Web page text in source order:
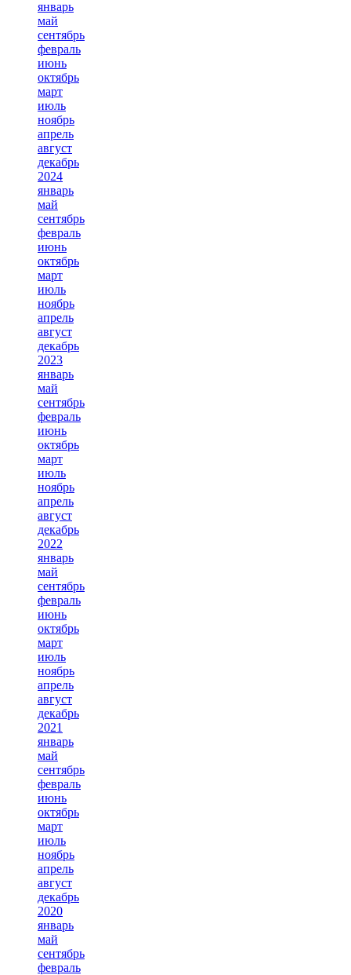
январь
май
сентябрь
февраль
июнь
октябрь
март
июль
ноябрь
апрель
август
декабрь
2024
январь
май
сентябрь
февраль
июнь
октябрь
март
июль
ноябрь
апрель
август
декабрь
2023
январь
май
сентябрь
февраль
июнь
октябрь
март
июль
ноябрь
апрель
август
декабрь
2022
январь
май
сентябрь
февраль
июнь
октябрь
март
июль
ноябрь
апрель
август
декабрь
2021
январь
май
сентябрь
февраль
июнь
октябрь
март
июль
ноябрь
апрель
август
декабрь
2020
январь
май
сентябрь
февраль